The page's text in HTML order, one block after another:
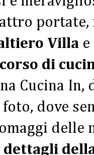
portate,
Villa
corso di
Cucina In,
dove
delle